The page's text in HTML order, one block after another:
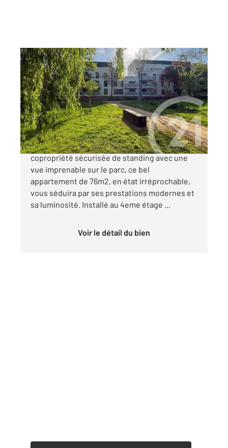
VANNES 56
76,22 m2, 3 pièces
Ref : 3497
Appartement T3 à vendre
499 500 €
Situé à Vannes Ouest, au sein d'une
copropriété sécurisée de standing avec une
vue imprenable sur le parc, ce bel
appartement de 76m2, en état irréprochable,
vous séduira par ses prestations modernes et
sa luminosité. Installé au 4eme étage ...
Voir le détail du bien